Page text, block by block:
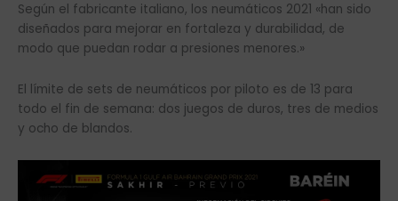
Según el fabricante italiano, los neumáticos 2021 «han sido
diseñados para mejorar en fortaleza y durabilidad, de
modo que puedan rodar a presiones menores.»
El límite de sets de neumáticos por piloto es de 13 para
todo el fin de semana: dos juegos de duros, tres de medios
y ocho de blandos.